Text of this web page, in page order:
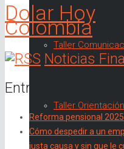
Taller
Taller
Dolar Hoy
Colombia
Noticias
Entradas recientes
Reforma pensional 2025
Cómo despedir a un
justa causa y sin que le